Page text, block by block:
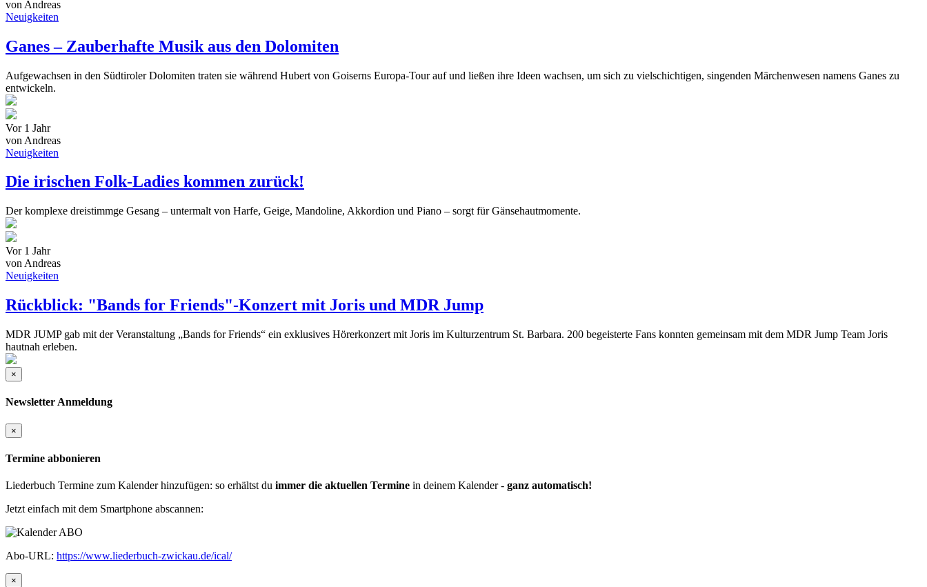
von Andreas
Neuigkeiten
Ganes – Zauberhafte Musik aus den Dolomiten
Aufgewachsen in den Südtiroler Dolomiten traten sie während Hubert von Goiserns Europa-Tour auf und ließen ihre Ideen wachsen, um sich zu vielschichtigen, singenden Märchenwesen namens Ganes zu
entwickeln.
Vor 1 Jahr
von Andreas
Neuigkeiten
Die irischen Folk-Ladies kommen zurück!
Der komplexe dreistimmge Gesang – untermalt von Harfe, Geige, Mandoline, Akkordion und Piano – sorgt für Gänsehautmomente.
Vor 1 Jahr
von Andreas
Neuigkeiten
Rückblick: "Bands for Friends"-Konzert mit Joris und MDR Jump
MDR JUMP gab mit der Veranstaltung „Bands for Friends“ ein exklusives Hörerkonzert mit Joris im Kulturzentrum St. Barbara. 200 begeisterte Fans konnten gemeinsam mit dem MDR Jump Team Joris
hautnah erleben.
×
Newsletter Anmeldung
×
Termine abbonieren
Liederbuch Termine zum Kalender hinzufügen: so erhältst du immer die aktuellen Termine in deinem Kalender - ganz automatisch!
Jetzt einfach mit dem Smartphone abscannen:
Abo-URL: https://www.liederbuch-zwickau.de/ical/
×